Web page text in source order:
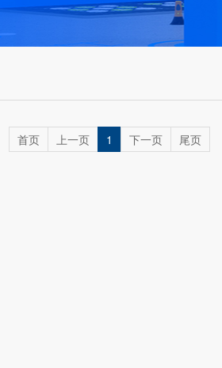
首页 上一页 1 下一页 尾页